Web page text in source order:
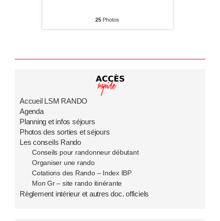
25 Photos
Accueil LSM RANDO
Agenda
Planning et infos séjours
Photos des sorties et séjours
Les conseils Rando
Conseils pour randonneur débutant
Organiser une rando
Cotations des Rando – Index IBP
Mon Gr – site rando itinérante
Règlement intérieur et autres doc. officiels